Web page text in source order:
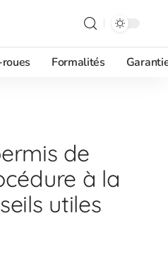
Formalités
de
à la
utiles